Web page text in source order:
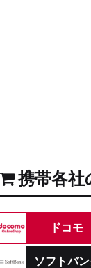
携帯各社
ドコモ
ソフトバン